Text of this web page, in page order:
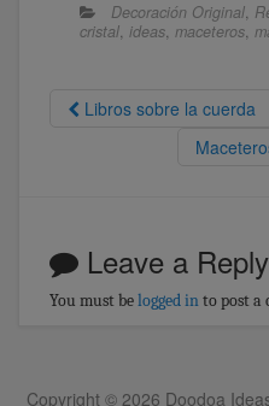
Decoración Original,
cristal, ideas, maceteros,
Libros sobre la cuerda
Leave a Reply
You must belogged into post a
Copyright © 2026 Doodoa